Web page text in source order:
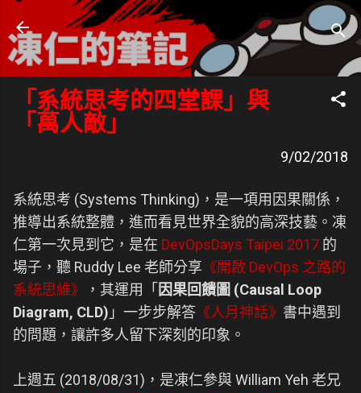
跳到主要內容
凍仁的筆記
- https://note.drx.tw
「系統思考的四堂課」與
「萬人敵」
9/02/2018
系統思考 (Systems Thinking)，是一項用因果關係，
推導出系統整體，進而看見世界全貌的高深技藝。凍
仁第一次見到它，是在 DevOpsDays Taipei 2017 的
場子，聽 Ruddy Lee 老師分享 《開啟 DevOps 之路的
系統思維》
，其運用「 因果回饋圖 (Causal Loop
Diagram, CLD) 」一步步解答 《人月神話》 書中遇到
的問題，讓許多人留下深刻的印象。
上週五 (2018/08/31)，是凍仁參與 William Yeh 老兄